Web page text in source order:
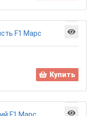
Купить